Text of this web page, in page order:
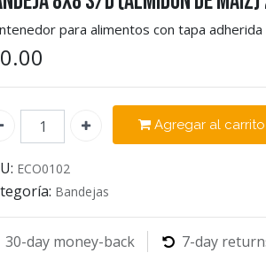
para alimentos con tapa adherida
0.00
Agregar al carrito
ECO0102
Bandejas
30-day money-back 7-day